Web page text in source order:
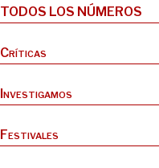
TODOS LOS NÚMEROS
Críticas
Investigamos
Festivales